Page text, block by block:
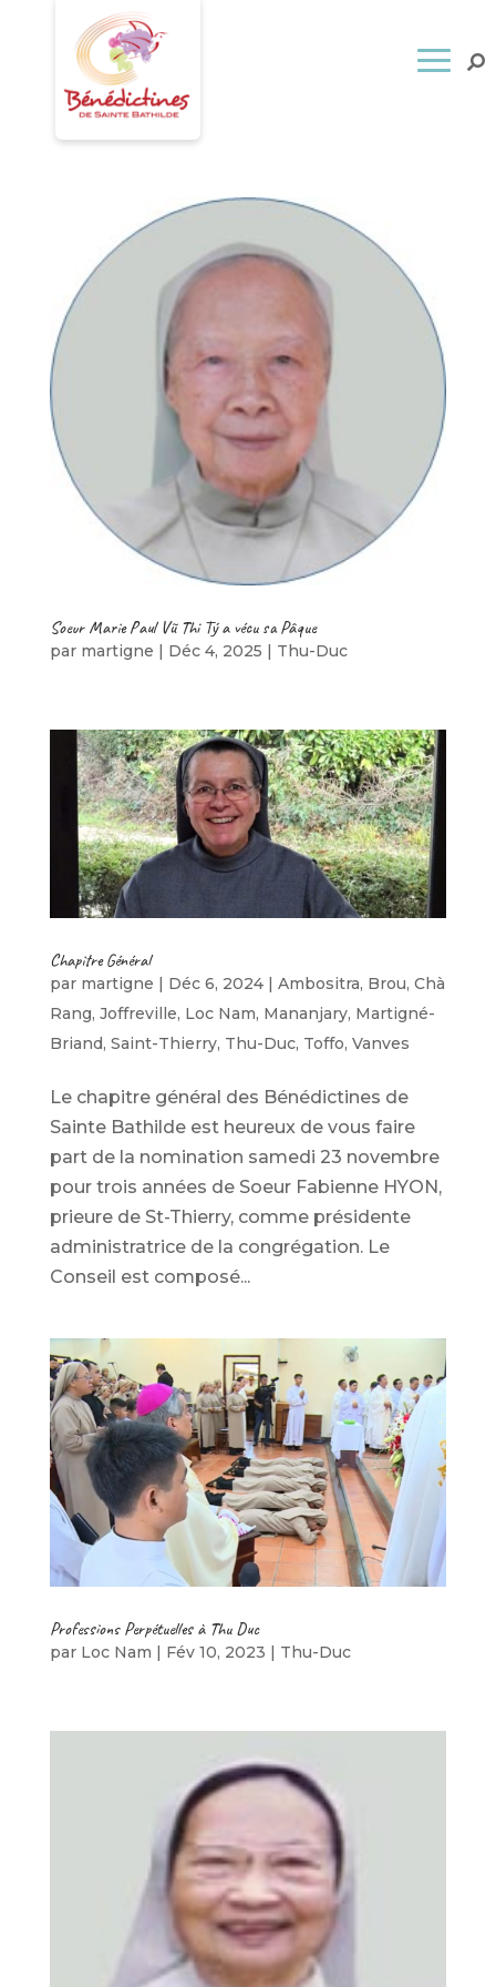
Soeur Marie Paul Vũ Thi Tý a vécu sa Pâque
par martigne | Déc 4, 2025 | Thu-Duc
Chapitre Général
par martigne Déc 6, 2024| Ambositra, Brou, Chà
Rang, Joffreville, Loc Nam, Mananjary, Martigné-
Briand, Saint-Thierry, Thu-Duc, Toffo, Vanves
Le chapitre général des Bénédictines de
Sainte Bathilde est heureux de vous faire
part de la nomination samedi 23 novembre
pour trois années de Soeur Fabienne HYON,
prieure de St-Thierry, comme présidente
administratrice de la congrégation. Le
Conseil est composé...
Professions Perpétuelles à Thu Duc
par Loc Nam Fév 10, 2023 Thu-Duc